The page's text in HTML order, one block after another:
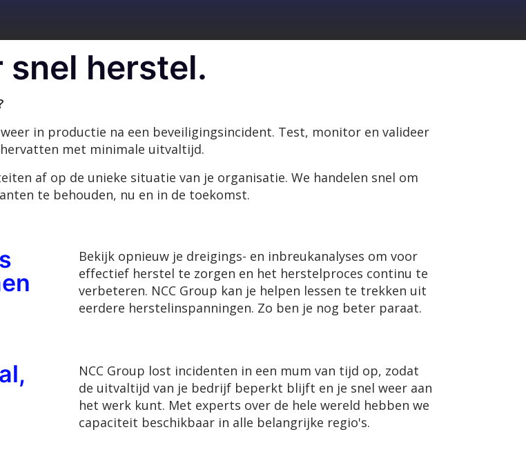
snel herstel.
in productie na een beveiligingsincident. Test, monitor en valideer
met minimale uitvaltijd.
af op de unieke situatie van je organisatie. We handelen snel om
te behouden, nu en in de toekomst.
Bekijk opnieuw je dreigings- en inbreukanalyses om voor
effectief herstel te zorgen en het herstelproces continu te
verbeteren. NCC Group kan je helpen lessen te trekken uit
eerdere herstelinspanningen. Zo ben je nog beter paraat.
NCC Group lost incidenten in een mum van tijd op, zodat
de uitvaltijd van je bedrijf beperkt blijft en je snel weer aan
het werk kunt. Met experts over de hele wereld hebben we
capaciteit beschikbaar in alle belangrijke regio's.